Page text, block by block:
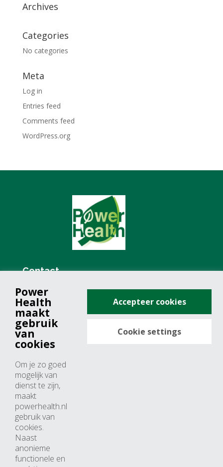
Archives
Categories
No categories
Meta
Log in
Entries feed
Comments feed
WordPress.org
Contact
+31 (0)76 571 19 68
info@powerhealth.nl
Adresse
4817 ZH breda
Nederland
Horaires d’ouvertures
Du lundi au jeudi: 09:00 – 17:00
Vendredi: 09:00 – 15:00
Power
Health
maakt
gebruik
van
cookies
Om je zo goed
mogelijk van
dienst te zijn,
maakt
powerhealth.nl
gebruik van
cookies.
Naast
anonieme
functionele en
Accepteer cookies
Cookie settings